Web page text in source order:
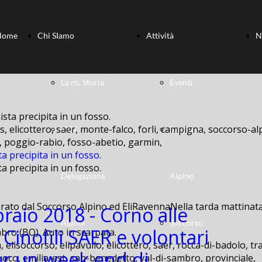
Chi SIamo
La ns. Storia
XXV
Delegazione
Alpina
Attività
Eventi
Soccorso
Alpino
Soccorso
elicottero, saer, monte-falco, forli, campigna, soccorso-
poggio-rabio, fosso-abetio, garmin,
precipita in un fosso.
precipita in un fosso.
dal Soccorso Alpino ed EliRavennaNella tarda
elisoccorso, elipavullo, elicottero, saer, rocca-di-badolo,
emilia-est, san-benedetto, val-di-sambro, provinciale,
2018 - Corno alle
Cinofili SAER e volontari